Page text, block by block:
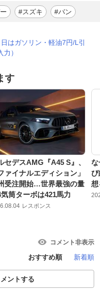
#スズキ #バン
はガソリン・軽油7円/L引
）
す
セデスAMG『A45 S』、
ァイナルエディション」
受注開始…世界最強の量
筒ターボは421馬力
レスポンス
な
び
想
コメント非表示
おすすめ順 新着順
ントする